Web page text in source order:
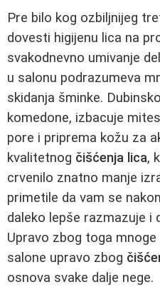
Pre bilo kog ozbiljnijeg
dovesti higijenu lica na
svakodnevno umivanje
u salonu podrazumeva
skidanja šminke. Dubinsko
komedone, izbacuje
pore i priprema kožu za
kvalitetnog čišćenja lica,
crvenilo znatno manje
primetile da vam se nakon
daleko lepše razmazuje i
Upravo zbog toga
salone upravo zbog
osnova svake dalje nege.